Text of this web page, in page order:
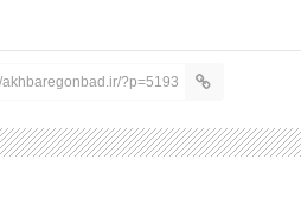
akhbaregonbad.ir/?p=5193